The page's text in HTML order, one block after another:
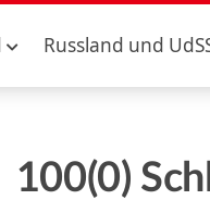
Russland und
100(0)